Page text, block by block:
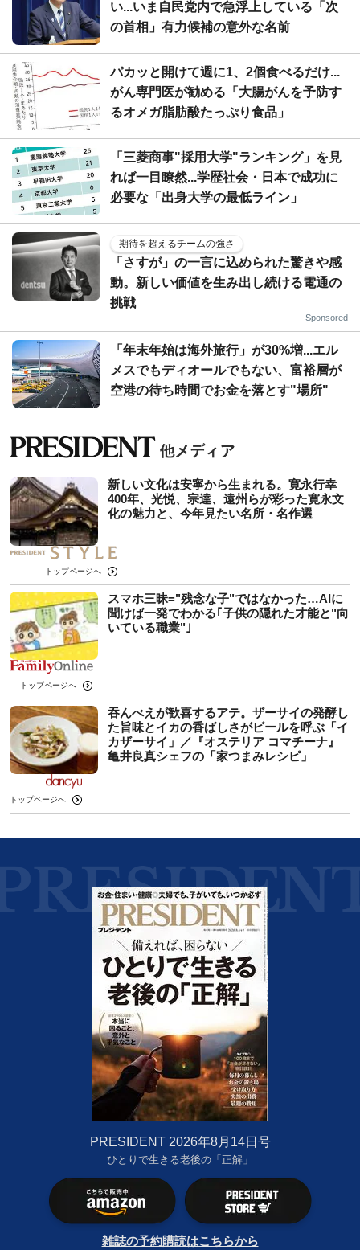
い...いま自民党内で急浮上している「次
の首相」有力候補の意外な名前
パカッと開けて週に1、2個食べるだけ...
がん専門医が勧める「大腸がんを予防す
るオメガ脂肪酸たっぷり食品」
「三菱商事"採用大学"ランキング」を見
れば一目瞭然...学歴社会・日本で成功に
必要な「出身大学の最低ライン」
期待を超えるチームの強さ
「さすが」の一言に込められた驚きや感
動。新しい価値を生み出し続ける電通の
挑戦
Sponsored
「年末年始は海外旅行」が30%増...エル
メスでもディオールでもない、富裕層が
空港の待ち時間でお金を落とす"場所"
新しい文化は安寧から生まれる。寛永行幸
400年、光悦、宗達、遠州らが彩った寛永文
化の魅力と、今年見たい名所・名作選
トップページへ
スマホ三昧="残念な子"ではなかった…AIに
聞けば一発でわかる｢子供の隠れた才能と"向
いている職業"｣
トップページへ
吞んべえが歓喜するアテ。ザーサイの発酵し
た旨味とイカの香ばしさがビールを呼ぶ「イ
カザーサイ」／『オステリア コマチーナ』
⻲井良真シェフの「家つまみレシピ」
トップページへ
PRESIDENT 2026年8月14日号
ひとりで生きる老後の「正解」
雑誌の予約購読はこちらから